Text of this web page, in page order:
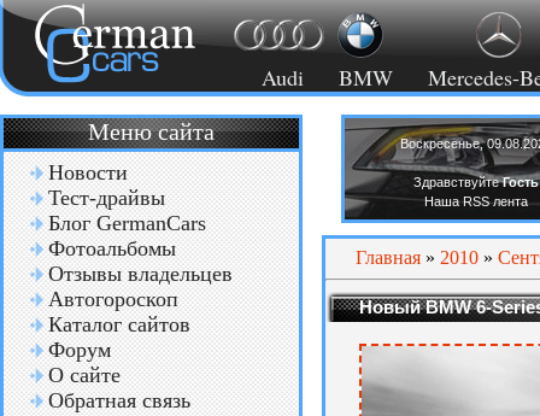
Audi BMW Mercedes-
Меню сайта
Новости
Тест-драйвы
Блог GermanCars
Фотоальбомы
Отзывы владельцев
Автогороскоп
Каталог сайтов
Форум
О сайте
Обратная связь
Воскресенье,
ЗдравствуйтеГость
Наша RSS лента
Главная » 2010 »
Новый BMW 6-